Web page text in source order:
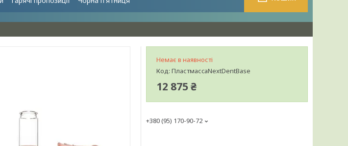
Немає в наявності
Код: ПластмасcаNextDentBase
12 875 ₴
+380 (95) 170-90-72